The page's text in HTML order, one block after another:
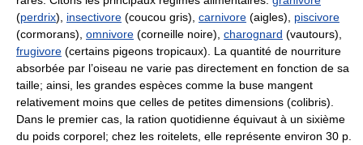
(perdrix), insectivore (coucou gris), carnivore (aigles), piscivore
(cormorans), omnivore (corneille noire), charognard (vautours),
frugivore (certains pigeons tropicaux). La quantité de nourriture
absorbée par l’oiseau ne varie pas directement en fonction de sa
taille; ainsi, les grandes espèces comme la buse mangent
relativement moins que celles de petites dimensions (colibris).
Dans le premier cas, la ration quotidienne équivaut à un sixième
du poids corporel; chez les roitelets, elle représente environ 30 p.